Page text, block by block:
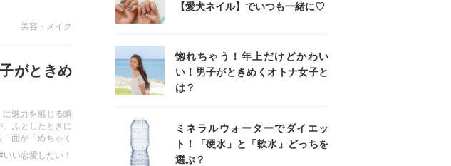
美容・メイク
がときめ
魅力を感じる瞬
ふとしたときに
面が「めちゃく
シリーズ！>
いい恋愛したい！
【愛犬ネイル】でいつも一緒に♡
惚れちゃう！年上だけどかわい
い！男子がときめくオトナ女子と
は？
ミネラルウォーターでダイエッ
ト！「硬水」と「軟水」どっちを
選ぶ？